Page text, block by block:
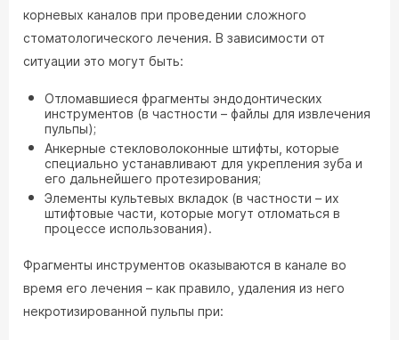
корневых каналов при проведении сложного
стоматологического лечения. В зависимости от
ситуации это могут быть:
Отломавшиеся фрагменты эндодонтических
инструментов (в частности – файлы для извлечения
пульпы);
Анкерные стекловолоконные штифты, которые
специально устанавливают для укрепления зуба и
его дальнейшего протезирования;
Элементы культевых вкладок (в частности – их
штифтовые части, которые могут отломаться в
процессе использования).
Фрагменты инструментов оказываются в канале во
время его лечения – как правило, удаления из него
некротизированной пульпы при: